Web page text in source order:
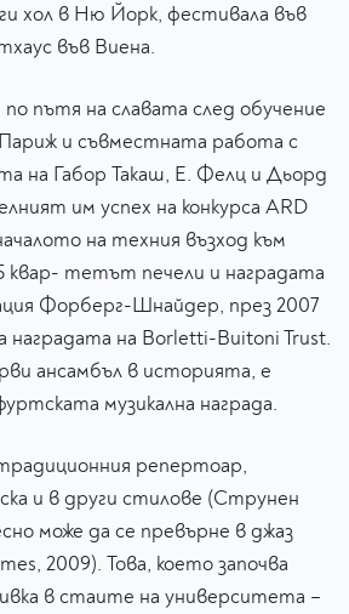
хол в Ню Йорк, фестивала във
във Виена.
пътя на славата след обучение
и съвместната работа с
на Габор Такаш, Е. Фелц и Дьорд
им успех на конкурса ARD
на техния възход към
квар- тетът печели и наградата
Форберг-Шнайдер, през 2007
наградата на Borletti-Buitoni Trust.
ансамбъл в историята, е
музикална награда.
репертоар,
и в други стилове (Струнен
може да се превърне в джаз
2009). Това, което започва
в стаите на университета –